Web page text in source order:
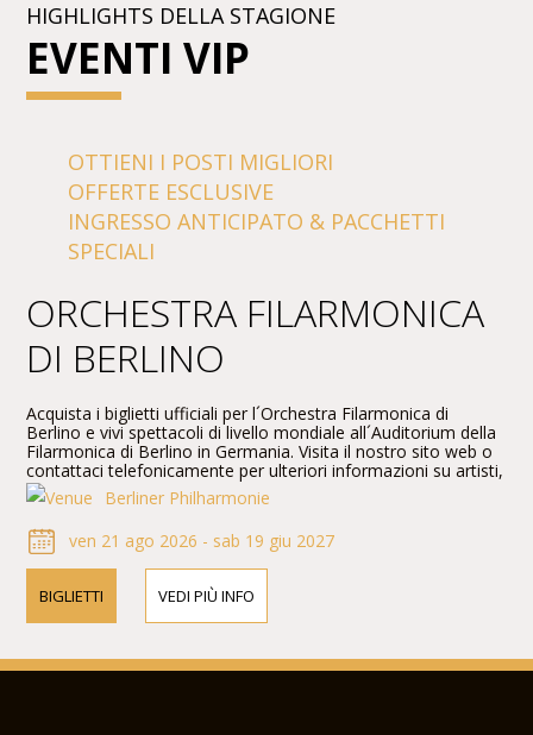
HIGHLIGHTS DELLA STAGIONE
EVENTI VIP
OTTIENI I POSTI MIGLIORI
OFFERTE ESCLUSIVE
INGRESSO ANTICIPATO & PACCHETTI
SPECIALI
ORCHESTRA FILARMONICA
DI BERLINO
Acquista i biglietti ufficiali per l´Orchestra Filarmonica di
Berlino e vivi spettacoli di livello mondiale all´Auditorium della
Filarmonica di Berlino in Germania. Visita il nostro sito web o
contattaci telefonicamente per ulteriori informazioni su artisti,
dettagli del programma e prezzi dei biglietti.
Berliner Philharmonie
ven 21 ago 2026 - sab 19 giu 2027
BIGLIETTI VEDI PIÙ INFO